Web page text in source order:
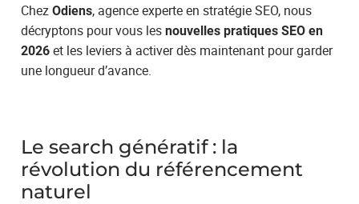
ChezOdiens, agence experte en stratégie SEO, nous
décryptons pour vous lesnouvelles pratiques SEO en
2026 et les leviers à activer dès maintenant pour garder
une longueur d’avance.
Le search génératif : la
révolution du référencement
naturel